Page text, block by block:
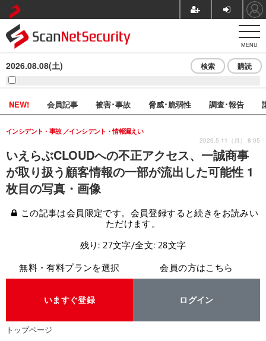
MENU
2026.08.08(土) 検索 購読
NEW! 会員記事 被害･事故 脅威･脆弱性 調査･報告
いえらぶCLOUDへの不正アクセス、一誠商事
が取り扱う顧客情報の一部が流出した可能性 1
枚目の写真・画像
インシデント・事故 インシデント・情報漏えい
2026.5.11（月） 8:05
この記事は会員限定です。会員登録すると続きをお読みい
ただけます。
残り: 27文字/全文: 28文字
無料・有料プランを選択
いますぐ登録
会員の方はこちら
ログイン
トップページ